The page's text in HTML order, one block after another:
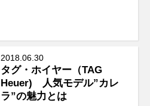
2018.06.30
タグ・ホイヤー（TAG
Heuer) 人気モデル”カレ
ラ”の魅力とは